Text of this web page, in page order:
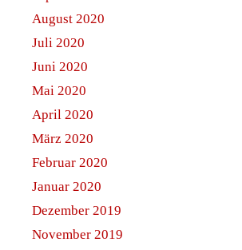
August 2020
Juli 2020
Juni 2020
Mai 2020
April 2020
März 2020
Februar 2020
Januar 2020
Dezember 2019
November 2019